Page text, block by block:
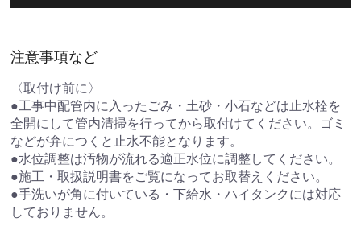
注意事項など
〈取付け前に〉
●工事中配管内に入ったごみ・土砂・小石などは止水栓を
全開にして管内清掃を行ってから取付けてください。ゴミ
などが弁につくと止水不能となります。
●水位調整は汚物が流れる適正水位に調整してください。
●施工・取扱説明書をご覧になってお取替えください。
●手洗いが角に付いている・下給水・ハイタンクには対応
しておりません。